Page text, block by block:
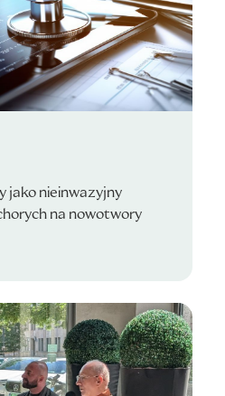
jako nieinwazyjny
na nowotwory